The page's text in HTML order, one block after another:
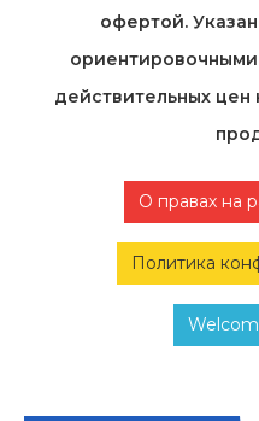
офертой.
ориентировочными
действительных
О правах на
Политика